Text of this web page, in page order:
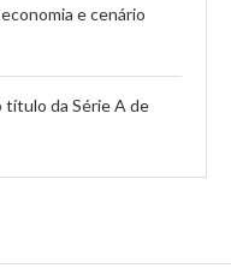
e cenário
título da Série A de